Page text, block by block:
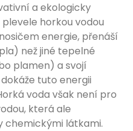
a ekologicky
horkou vodou
energie, přenáší
než jiné tepelné
plamen) a svojí
tuto energii
voda však není pro
která ale
chemickými látkami.